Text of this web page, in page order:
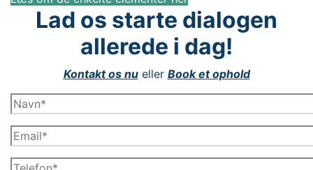
Lad os starte dialogen
allerede i dag!
Kontakt os nueller Book et ophold